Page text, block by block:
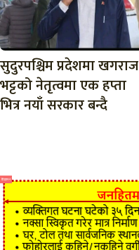
सुदुरपश्चिम प्रदेशमा खगराज
भट्टको नेतृत्वमा एक हप्ता
भित्र नयाँ सरकार बन्दै
विज्ञापन